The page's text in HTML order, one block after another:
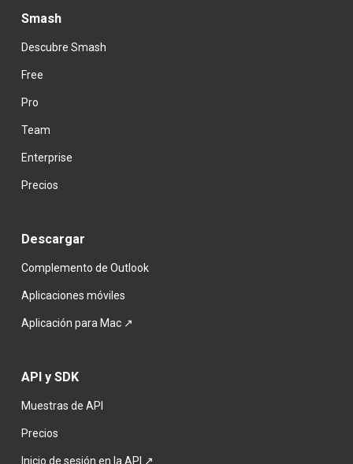
Smash
Descubre Smash
Free
Pro
Team
Enterprise
Precios
Descargar
Complemento de Outlook
Aplicaciones móviles
Aplicación para Mac ↗
API y SDK
Muestras de API
Precios
Inicio de sesión en la API ↗